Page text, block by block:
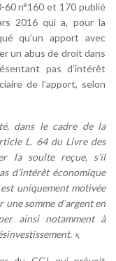
n°160 et 170 publié
2016 qui a, pour la
qu’un apport avec
un abus de droit dans
pas d’intérêt
de l’apport, selon
dans le cadre de la
L. 64 du Livre des
la soulte reçue, s’il
d’intérêt économique
uniquement motivée
somme d’argent en
ainsi notamment à
»,